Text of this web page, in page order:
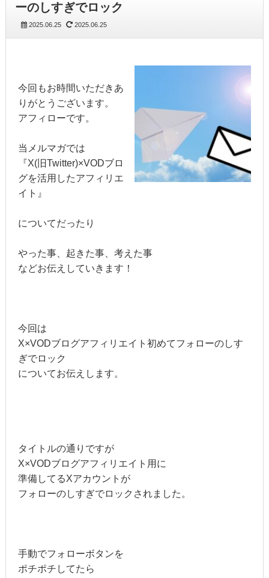
ーのしすぎでロック
2025.06.25 2025.06.25
今回もお時間いただきあ
りがとうございます。
アフィローです。
当メルマガでは
『X(旧Twitter)×VODブロ
グを活用したアフィリエ
イト』
についてだったり
やった事、起きた事、考えた事
などお伝えしていきます！
今回は
X×VODブログアフィリエイト初めてフォローのしす
ぎでロック
についてお伝えします。
タイトルの通りですが
X×VODブログアフィリエイト用に
準備してるXアカウントが
フォローのしすぎでロックされました。
手動でフォローボタンを
ポチポチしてたら